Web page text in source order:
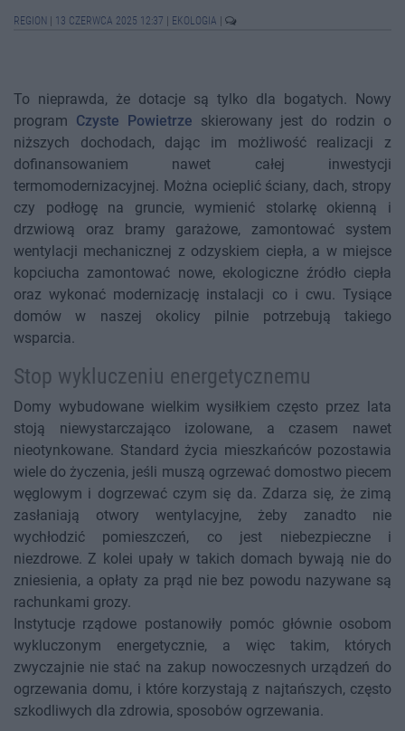
REGION 13 CZERWCA 2025 12:37 EKOLOGIA
To nieprawda, że dotacje są tylko dla bogatych. Nowy
program Czyste Powietrze skierowany jest do rodzin o
niższych dochodach, dając im możliwość realizacji z
dofinansowaniem nawet całej inwestycji
termomodernizacyjnej. Można ocieplić ściany, dach, stropy
czy podłogę na gruncie, wymienić stolarkę okienną i
drzwiową oraz bramy garażowe, zamontować system
wentylacji mechanicznej z odzyskiem ciepła, a w miejsce
kopciucha zamontować nowe, ekologiczne źródło ciepła
oraz wykonać modernizację instalacji co i cwu. Tysiące
domów w naszej okolicy pilnie potrzebują takiego
wsparcia.
Stop wykluczeniu energetycznemu
Domy wybudowane wielkim wysiłkiem często przez lata
stoją niewystarczająco izolowane, a czasem nawet
nieotynkowane. Standard życia mieszkańców pozostawia
wiele do życzenia, jeśli muszą ogrzewać domostwo piecem
węglowym i dogrzewać czym się da. Zdarza się, że zimą
zasłaniają otwory wentylacyjne, żeby zanadto nie
wychłodzić pomieszczeń, co jest niebezpieczne i
niezdrowe. Z kolei upały w takich domach bywają nie do
zniesienia, a opłaty za prąd nie bez powodu nazywane są
rachunkami grozy.
Instytucje rządowe postanowiły pomóc głównie osobom
wykluczonym energetycznie, a więc takim, których
zwyczajnie nie stać na zakup nowoczesnych urządzeń do
ogrzewania domu, i które korzystają z najtańszych, często
szkodliwych dla zdrowia, sposobów ogrzewania.